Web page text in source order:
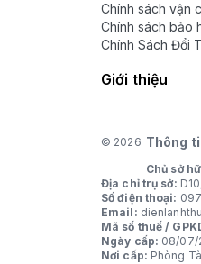
Chính sách vận
Chính sách bảo
Chính Sách Đổi
Giới thiệu
© 2026 Thông
Chủ sở
Địa chỉ trụ sở:
Số điện thoại:
Email:
Mã số thuế /
Ngày cấp: 08/07/
Nơi cấp: Phòng